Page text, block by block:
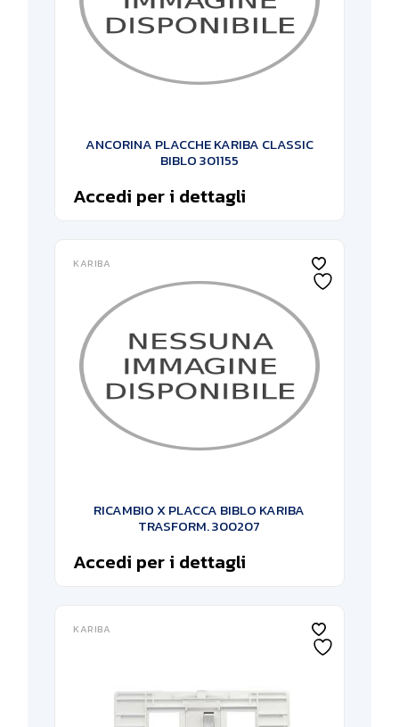
ANCORINA PLACCHE KARIBA CLASSIC
BIBLO 301155
Accedi per i dettagli
KARIBA
RICAMBIO X PLACCA BIBLO KARIBA
TRASFORM. 300207
Accedi per i dettagli
KARIBA